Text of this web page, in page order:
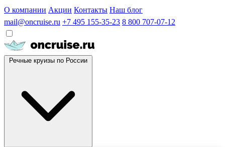
О компании Акции Контакты Наш блог
mail@oncruise.ru +7 495 155-35-23 8 800 707-07-12